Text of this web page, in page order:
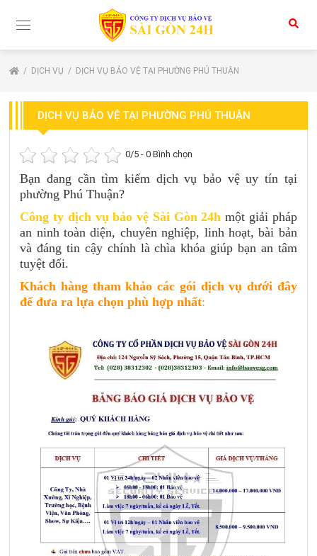
DỊCH VỤ DỊCH VỤ BẢO VỆ TẠI PHƯỜNG PHÚ THUẬN
DỊCH VỤ BẢO VỆ TẠI PHƯỜNG PHÚ THUẬN
0/5 -0 Bình chọn
Bạn đang cần tìm kiếm dịch vụ bảo vệ uy tín tại
phường Phú Thuận?
Công ty dịch vụ bảo vệ Sài Gòn 24h một giải pháp
an ninh toàn diện, chuyên nghiệp, linh hoạt, bài bản
và đáng tin cậy chính là chìa khóa giúp bạn an tâm
tuyệt đối.
Khách hàng tham khảo các gói dịch vụ dưới đây
để đưa ra lựa chọn phù hợp nhất: